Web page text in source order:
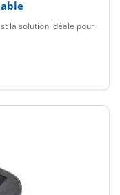
la solution idéale pour